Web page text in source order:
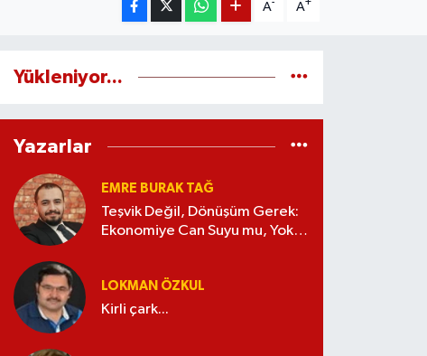
A- A+
Yükleniyor...
Yazarlar
EMRE BURAK TAĞ
Teşvik Değil, Dönüşüm Gerek:
Ekonomiye Can Suyu mu, Yoksa
LOKMAN ÖZKUL
Kirli çark...